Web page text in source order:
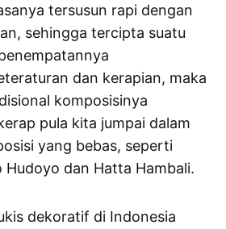
tersusun rapi dengan
sehingga tercipta suatu
dan kerapian, maka
komposisinya
pula kita jumpai dalam
yang bebas, seperti
Hudoyo dan Hatta Hambali.
dekoratif di Indonesia